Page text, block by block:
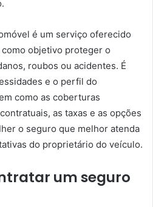
é um serviço oferecido
objetivo proteger o
roubos ou acidentes. É
e o perfil do
como as coberturas
as taxas e as opções
o seguro que melhor atenda
do proprietário do veículo.
um seguro